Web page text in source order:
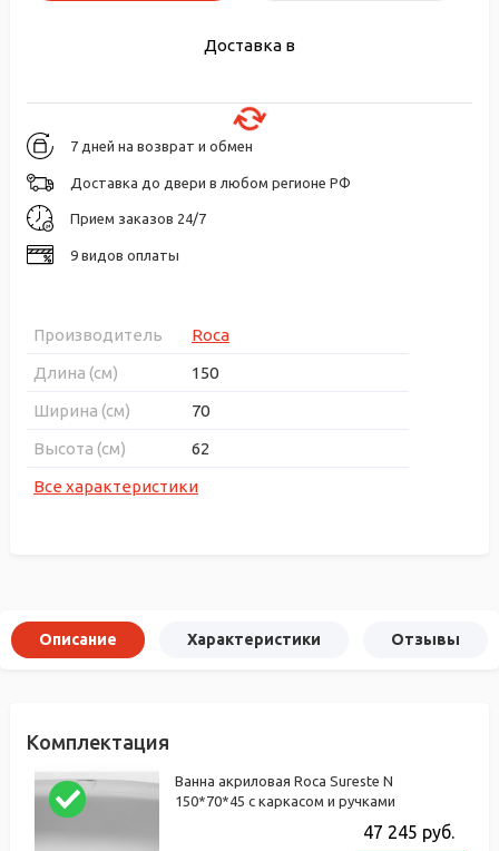
Доставка в
7 дней на возврат и обмен
Доставка до двери в любом регионе РФ
Прием заказов 24/7
9 видов оплаты
Производитель
Roca
Длина (см)
150
Ширина (см)
70
Высота (см)
62
Все характеристики
Описание Характеристики Отзывы
Комплектация
Ванна акриловая Roca Sureste N
150*70*45 с каркасом и ручками
47 245 руб.